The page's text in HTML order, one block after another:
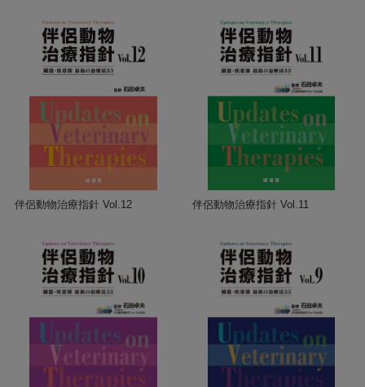
伴侶動物治療指針 Vol.12 伴侶動物治療指針 Vol.11